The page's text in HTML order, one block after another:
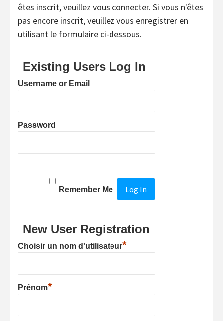
êtes inscrit, veuillez vous connecter. Si vous n'êtes
pas encore inscrit, veuillez vous enregistrer en
utilisant le formulaire ci-dessous.
Existing Users Log In
Username or Email
Password
Remember Me
New User Registration
Choisir un nom d'utilisateur*
Prénom*